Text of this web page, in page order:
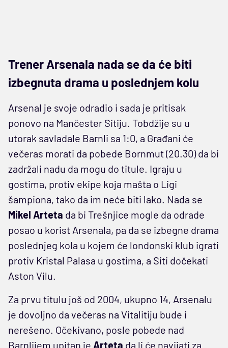
Trener Arsenala nada se da će biti
izbegnuta drama u poslednjem kolu
Arsenal je svoje odradio i sada je pritisak
ponovo na Mančester Sitiju. Tobdžije su u
utorak savladale Barnli sa 1:0, a Građani će
večeras morati da pobede Bornmut (20.30) da bi
zadržali nadu da mogu do titule. Igraju u
gostima, protiv ekipe koja mašta o Ligi
šampiona, tako da im neće biti lako. Nada se
Mikel Arteta da bi Trešnjice mogle da odrade
posao u korist Arsenala, pa da se izbegne drama
poslednjeg kola u kojem će londonski klub igrati
protiv Kristal Palasa u gostima, a Siti dočekati
Aston Vilu.
Za prvu titulu još od 2004, ukupno 14, Arsenalu
je dovoljno da večeras na Vitalitiju bude i
nerešeno. Očekivano, posle pobede nad
Barnlijem upitan je Arteta da li će navijati za